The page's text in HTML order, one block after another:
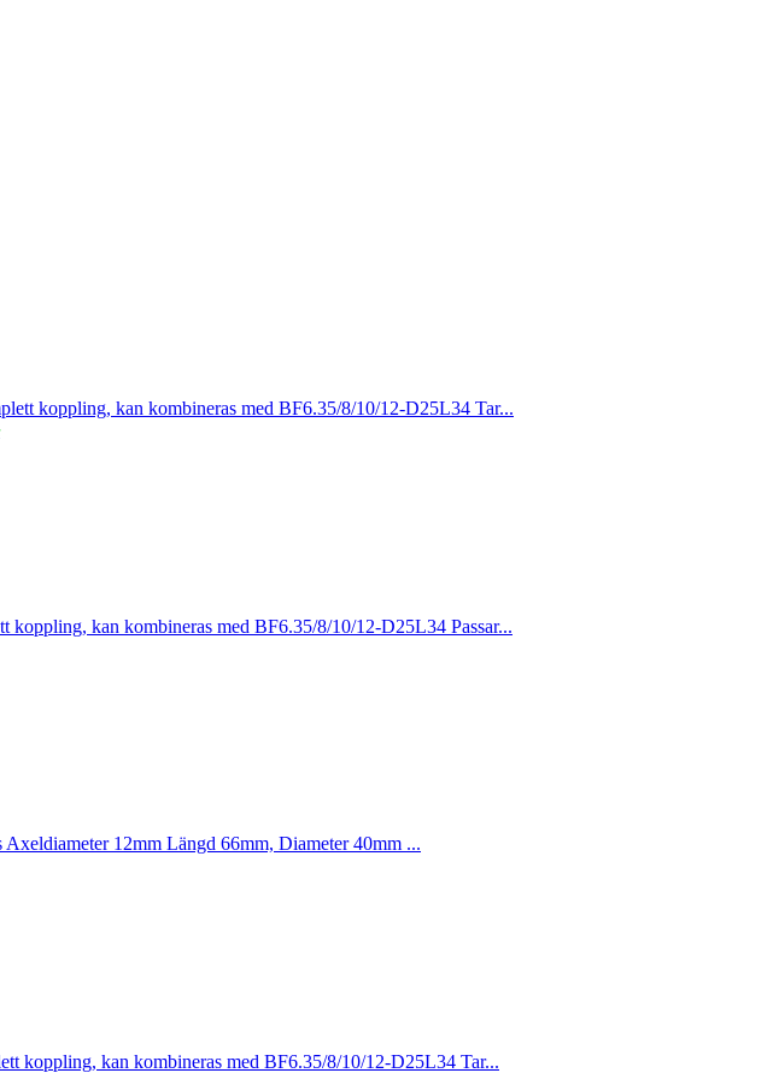
koppling, kan kombineras med BF6.35/8/10/12-D25L34 Tar...
kan kombineras med BF6.35/8/10/12-D25L34 Passar...
12mm Längd 66mm, Diameter 40mm ...
koppling, kan kombineras med BF6.35/8/10/12-D25L34 Tar...